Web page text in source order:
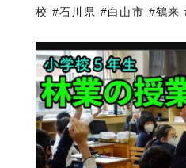
校 #石川県 #白山市 #鶴来